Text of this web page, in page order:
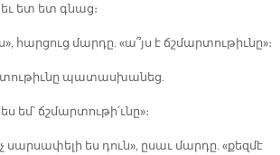
ետ ետ գնաց։
հար­ցուց մար­դը. «ա՞յս է ճշմար­տու­թիւ­նը»։­
պա­տաս­խա­նեց.
ես եմ՝ ճշմար­տու­թի՛ւ­նը»։
սար­սա­փե­լի ես դուն», ը­սաւ մար­դը. «քեզ­մէ